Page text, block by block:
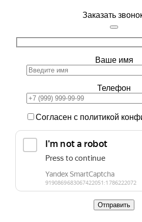
Заказать
Ваше имя
Телефон
Согласен с политикой